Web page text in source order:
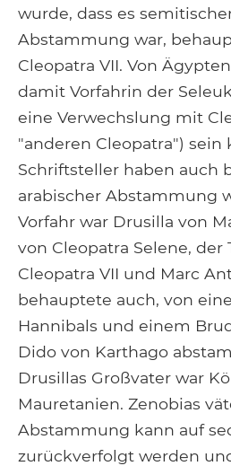
wurde, dass es
Abstammung war,
Cleopatra VII. Von
damit Vorfahrin der
eine Verwechslung mit
"anderen Cleopatra") sein
Schriftsteller haben auch
arabischer Abstammung
Vorfahr war Drusilla von
von Cleopatra Selene, der
Cleopatra VII und Marc
behauptete auch, von
Hannibals und einem
Dido von Karthago
Drusillas Großvater war
Mauretanien. Zenobias
Abstammung kann auf
zurückverfolgt werden